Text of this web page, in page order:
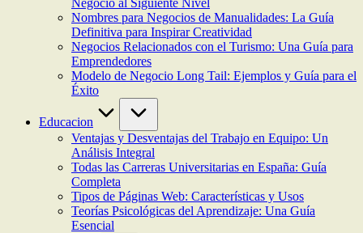
Negocio al Siguiente Nivel
Nombres para Negocios de Manualidades: La Guía
Definitiva para Inspirar Creatividad
Negocios Relacionados con el Turismo: Una Guía para
Emprendedores
Modelo de Negocio Long Tail: Ejemplos y Guía para el
Éxito
Educacion
Ventajas y Desventajas del Trabajo en Equipo: Un
Análisis Integral
Todas las Carreras Universitarias en España: Guía
Completa
Tipos de Páginas Web: Características y Usos
Teorías Psicológicas del Aprendizaje: Una Guía
Esencial